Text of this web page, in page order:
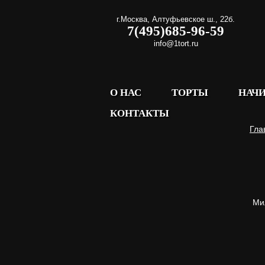
г.Москва, Алтуфьевское ш., 22б.
7(495)685-96-59
info@1tort.ru
О НАС ТОРТЫ
КОНТАКТЫ